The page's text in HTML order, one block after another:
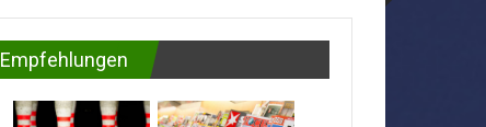
Empfehlungen